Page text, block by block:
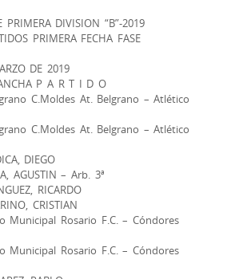
PRIMERA DIVISION “B”-2019
PRIMERA FECHA FASE
DE 2019
P A R T I D O
C.Moldes At. Belgrano – Atlético
C.Moldes At. Belgrano – Atlético
DIEGO
AGUSTIN – Arb. 3ª
RICARDO
CRISTIAN
Municipal Rosario F.C. – Cóndores
Municipal Rosario F.C. – Cóndores